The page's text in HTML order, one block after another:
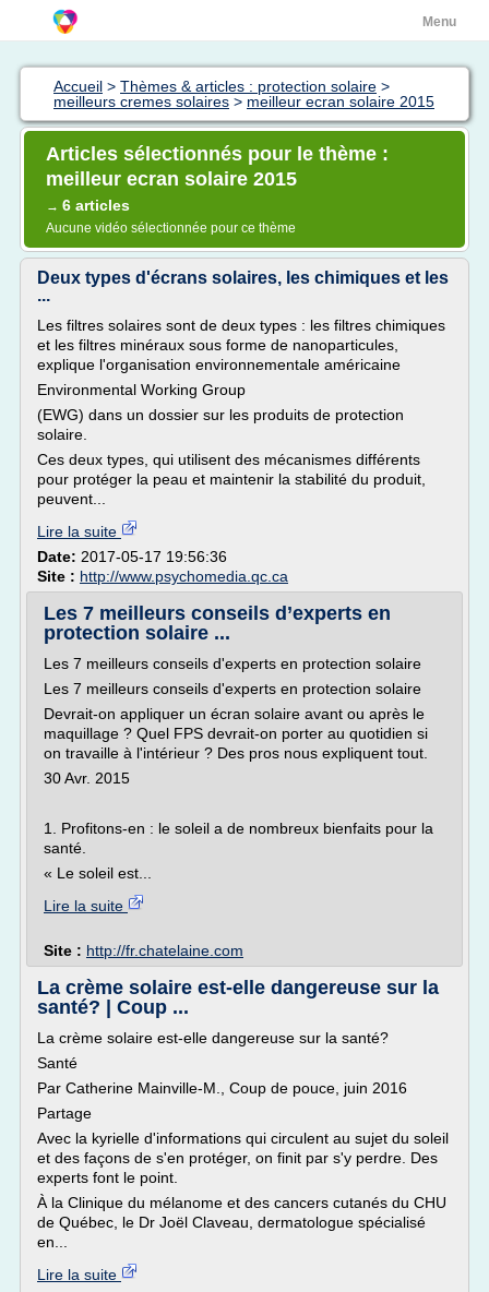
Menu
Accueil > Thèmes & articles : protection solaire >
meilleurs cremes solaires > meilleur ecran solaire 2015
Articles sélectionnés pour le thème :
meilleur ecran solaire 2015
→ 6 articles
Aucune vidéo sélectionnée pour ce thème
Deux types d'écrans solaires, les chimiques et les
...
Les filtres solaires sont de deux types : les filtres chimiques
et les filtres minéraux sous forme de nanoparticules,
explique l'organisation environnementale américaine
Environmental Working Group
(EWG) dans un dossier sur les produits de protection
solaire.
Ces deux types, qui utilisent des mécanismes différents
pour protéger la peau et maintenir la stabilité du produit,
peuvent...
Lire la suite
Date: 2017-05-17 19:56:36
Site : http://www.psychomedia.qc.ca
Les 7 meilleurs conseils d’experts en
protection solaire ...
Les 7 meilleurs conseils d'experts en protection solaire
Les 7 meilleurs conseils d'experts en protection solaire
Devrait-on appliquer un écran solaire avant ou après le
maquillage ? Quel FPS devrait-on porter au quotidien si
on travaille à l'intérieur ? Des pros nous expliquent tout.
30 Avr. 2015
1. Profitons-en : le soleil a de nombreux bienfaits pour la
santé.
« Le soleil est...
Lire la suite
Site : http://fr.chatelaine.com
La crème solaire est-elle dangereuse sur la
santé? | Coup ...
La crème solaire est-elle dangereuse sur la santé?
Santé
Par Catherine Mainville-M., Coup de pouce, juin 2016
Partage
Avec la kyrielle d'informations qui circulent au sujet du soleil
et des façons de s'en protéger, on finit par s'y perdre. Des
experts font le point.
À la Clinique du mélanome et des cancers cutanés du CHU
de Québec, le Dr Joël Claveau, dermatologue spécialisé
en...
Lire la suite